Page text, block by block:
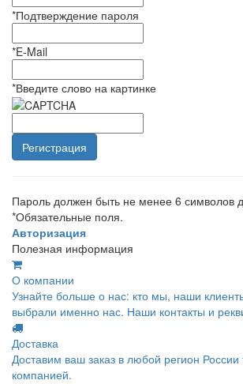
*Подтверждение пароля
*E-Mail
*Введите слово на картинке
Пароль должен быть не менее 6 символов
*Обязательные поля.
Авторизация
Полезная информация
О компании
Узнайте больше о нас: кто мы, наши
выбрали именно нас. Наши контакты и
Доставка
Доставим ваш заказ в любой регион России
компанией.